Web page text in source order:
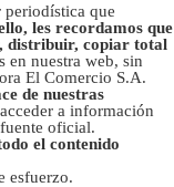
que
les recordamos que
distribuir, copiar total
en nuestra web, sin
El Comercio S.A.
de nuestras
a información
oficial.
el contenido
esfuerzo.